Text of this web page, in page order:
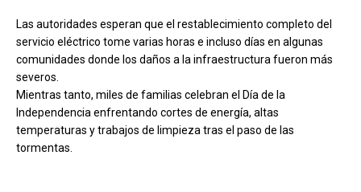
Las autoridades esperan que el restablecimiento completo del
servicio eléctrico tome varias horas e incluso días en algunas
comunidades donde los daños a la infraestructura fueron más
severos.
Mientras tanto, miles de familias celebran el Día de la
Independencia enfrentando cortes de energía, altas
temperaturas y trabajos de limpieza tras el paso de las
tormentas.